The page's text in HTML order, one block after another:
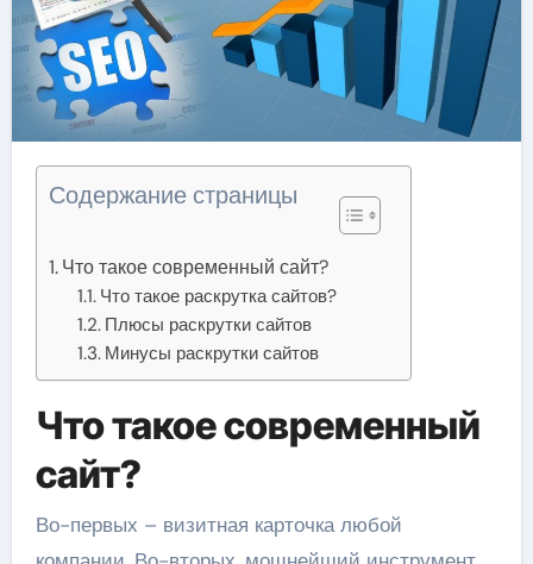
Содержание страницы
Что такое современный сайт?
Что такое раскрутка сайтов?
Плюсы раскрутки сайтов
Минусы раскрутки сайтов
Что такое современный
сайт?
Во-первых – визитная карточка любой